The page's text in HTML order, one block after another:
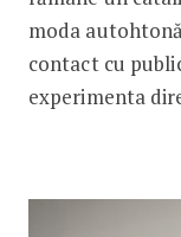
moda
contact cu
experimenta